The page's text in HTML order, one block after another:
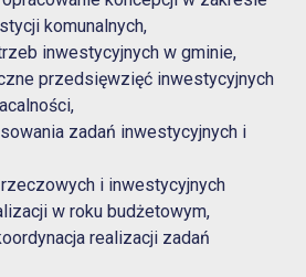
komunalnych,
inwestycyjnych w gminie,
przedsięwzięć inwestycyjnych
zadań inwestycyjnych i
i inwestycyjnych
w roku budżetowym,
realizacji zadań